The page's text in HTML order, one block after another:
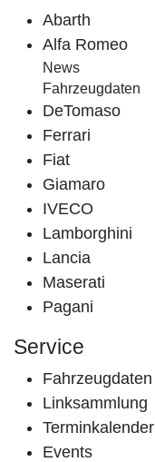
Abarth
Alfa Romeo
News
Fahrzeugdaten
DeTomaso
Ferrari
Fiat
Giamaro
IVECO
Lamborghini
Lancia
Maserati
Pagani
Service
Fahrzeugdaten
Linksammlung
Terminkalender
Events